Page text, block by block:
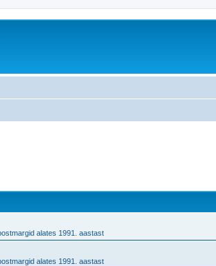
alates 1991. aastast
alates 1991. aastast